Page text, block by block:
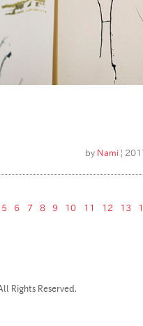
by Nami |
5 6 7 8 9 10 11 12 13
Rights Reserved.